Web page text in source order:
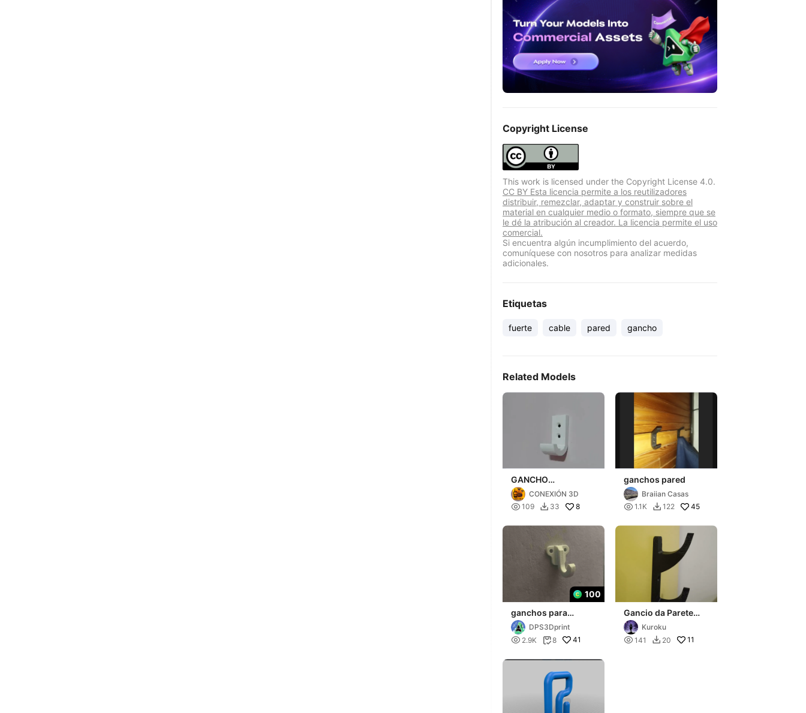
Copyright License
This work is licensed under the Copyright License 4.0.
CC BY Esta licencia permite a los reutilizadores
distribuir, remezclar, adaptar y construir sobre el
material en cualquier medio o formato, siempre que se
le dé la atribución al creador. La licencia permite el uso
comercial.
Si encuentra algún incumplimiento del acuerdo,
comuníquese con nosotros para analizar medidas
adicionales.
Etiquetas
fuerte cable pared gancho
Related Models
GANCHO
COLAGADOR DE
PAREDCONEXIÓN 3D
 109  33 8
ganchos pared
Braiian Casas
 1.1K  122 45
100
ganchos para
corgar adjetos
DPS3Dprint
 2.9K 8 41
Gancio da Parete
Resistente con
fissaggio a viti
Kuroku
 141  20 11